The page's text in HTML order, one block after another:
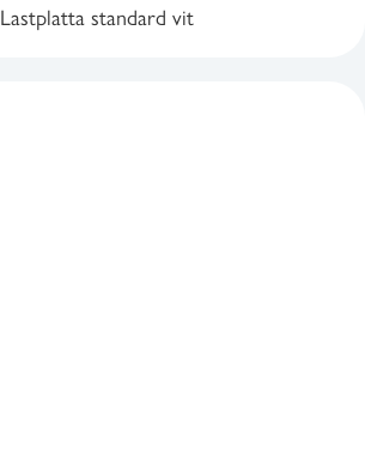
Lastplatta standard vit